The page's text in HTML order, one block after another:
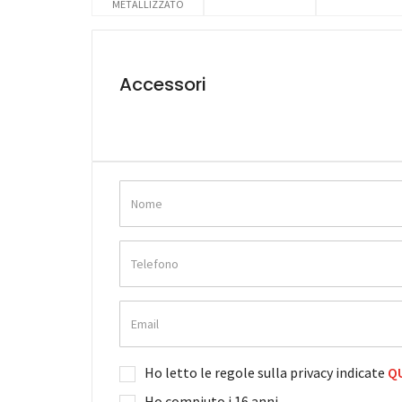
METALLIZZATO
Accessori
Ho letto le regole sulla privacy indicate